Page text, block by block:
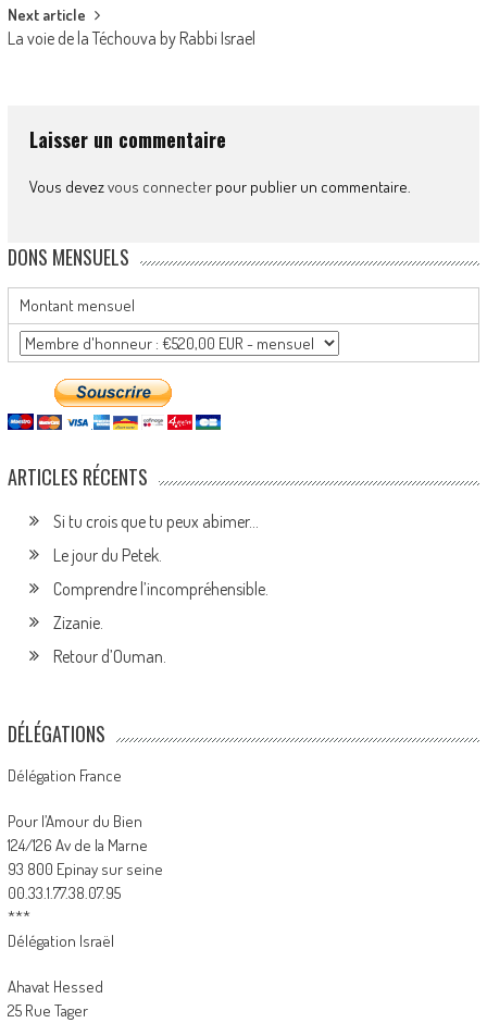
Next article
La voie de la Téchouva by Rabbi Israel
Laisser un commentaire
Vous devezvous connecterpour publier un commentaire.
DONS MENSUELS
Montant mensuel
ARTICLES RÉCENTS
Si tu crois que tu peux abimer…
Le jour du Petek.
Comprendre l’incompréhensible.
Zizanie.
Retour d’Ouman.
DÉLÉGATIONS
Délégation France
Pour l’Amour du Bien
124/126 Av de la Marne
93 800 Epinay sur seine
00.33.1.77.38.07.95
***
Délégation Israël
Ahavat Hessed
25 Rue Tager